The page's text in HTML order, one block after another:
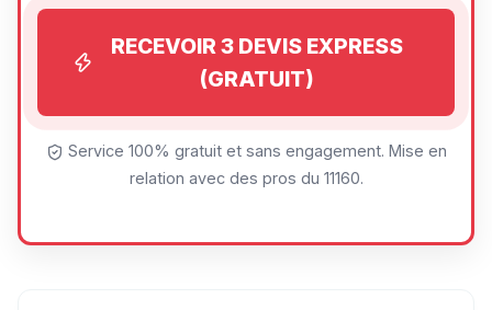
RECEVOIR 3 DEVIS EXPRESS
(GRATUIT)
Service 100% gratuit et sans engagement. Mise en
relation avec des pros du 11160.